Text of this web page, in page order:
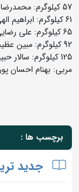
57 کیلوگرم: محمدرضا اسدی
61 کیلوگرم: ابراهیم الهی
65 کیلوگرم: علی رضایی
92 کیلوگرم: مبین عظیمی
125 کیلوگرم: سالار حبیبی
مربی: بهنام احسان پور
برچسب ها :
جدید